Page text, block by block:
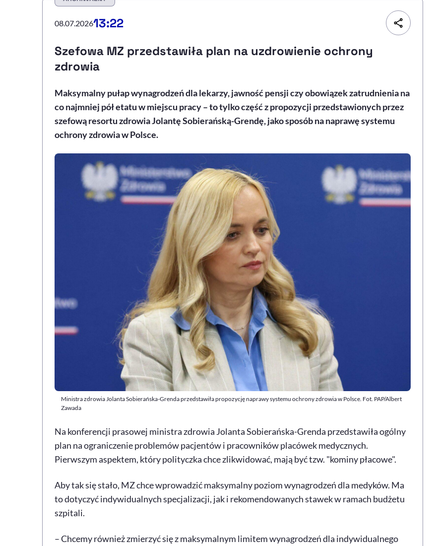
08.07.202613:22
Szefowa MZ przedstawiła plan na uzdrowienie ochrony
zdrowia
Maksymalny pułap wynagrodzeń dla lekarzy, jawność pensji czy obowiązek zatrudnienia na
co najmniej pół etatu w miejscu pracy – to tylko część z propozycji przedstawionych przez
szefową resortu zdrowia Jolantę Sobierańską-Grendę, jako sposób na naprawę systemu
ochrony zdrowia w Polsce.
Ministra zdrowia Jolanta Sobierańska-Grenda przedstawiła propozycję naprawy systemu ochrony zdrowia w Polsce. Fot. PAP/Albert
Zawada
Na konferencji prasowej ministra zdrowia Jolanta Sobierańska-Grenda przedstawiła ogólny
plan na ograniczenie problemów pacjentów i pracowników placówek medycznych.
Pierwszym aspektem, który polityczka chce zlikwidować, mają być tzw. "kominy płacowe".
Aby tak się stało, MZ chce wprowadzić maksymalny poziom wynagrodzeń dla medyków. Ma
to dotyczyć indywidualnych specjalizacji, jak i rekomendowanych stawek w ramach budżetu
szpitali.
– Chcemy również zmierzyć się z maksymalnym limitem wynagrodzeń dla indywidualnego